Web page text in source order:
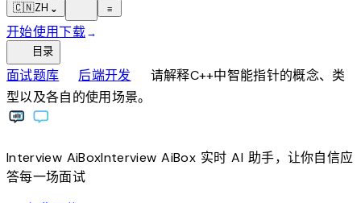
🇨🇳ZH ⌄ ≡
开始使用下载→
目录
面试题库chevron_right后端开发chevron_right
请解释C++中智能指针的概念、类
型以及各自的使用场景。
Interview AiBoxInterviewAiBox实时 AI 助手，让你自信应
答每一场面试